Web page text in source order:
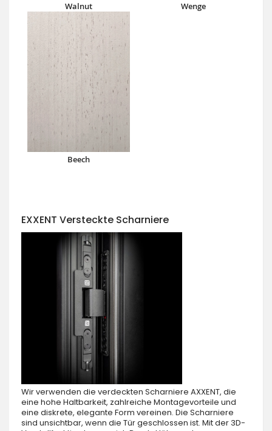
Walnut Wenge
Beech
EXXENT Versteckte Scharniere
Wir verwenden die verdeckten Scharniere AXXENT, die
eine hohe Haltbarkeit, zahlreiche Montagevorteile und
eine diskrete, elegante Form vereinen. Die Scharniere
sind unsichtbar, wenn die Tür geschlossen ist. Mit der 3D-